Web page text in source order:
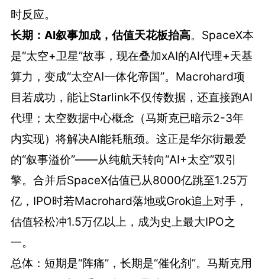
时反应。
长期：AI叙事加成，估值天花板抬高。SpaceX本
是“太空+卫星”故事，现在叠加xAI的AI代理+天基
算力，变成“太空AI一体化帝国”。Macrohard项
目若成功，能让Starlink不仅传数据，还直接跑AI
代理；太空数据中心概念（马斯克已暗示2-3年
内实现）将解决AI能耗瓶颈。这正是华尔街最爱
的“叙事溢价”——从纯航天转向“AI+太空”双引
擎。合并后SpaceX估值已从8000亿跳至1.25万
亿，IPO时若Macrohard落地或Grok追上对手，
估值轻松冲1.5万亿以上，成为史上最大IPO之
一。
总体：短期是“阵痛”，长期是“催化剂”。马斯克用